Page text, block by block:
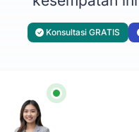
Konsultasi GRATIS